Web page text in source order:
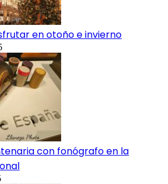
en otoño e invierno
con fonógrafo en la